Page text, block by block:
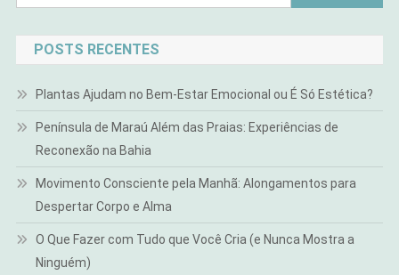
por:
POSTS RECENTES
Plantas Ajudam no Bem-Estar Emocional ou É Só Estética?
Península de Maraú Além das Praias: Experiências de
Reconexão na Bahia
Movimento Consciente pela Manhã: Alongamentos para
Despertar Corpo e Alma
O Que Fazer com Tudo que Você Cria (e Nunca Mostra a
Ninguém)